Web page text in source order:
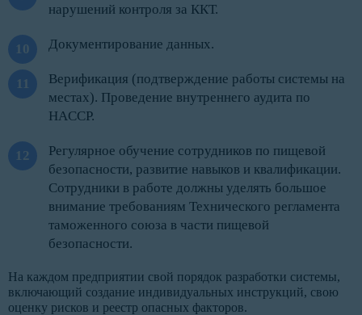
нарушений контроля за ККТ.
Документирование данных.
Верификация (подтверждение работы системы на
местах). Проведение внутреннего аудита по
HACCP.
Регулярное обучение сотрудников по пищевой
безопасности, развитие навыков и квалификации.
Сотрудники в работе должны уделять большое
внимание требованиям Технического регламента
таможенного союза в части пищевой
безопасности.
На каждом предприятии свой порядок разработки системы,
включающий создание индивидуальных инструкций, свою
оценку рисков и реестр опасных факторов.